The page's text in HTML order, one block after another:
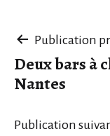
de
Publication
Deux bars à
Nantes
Publication